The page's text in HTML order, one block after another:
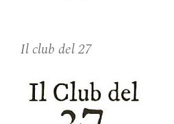
Il club del 27